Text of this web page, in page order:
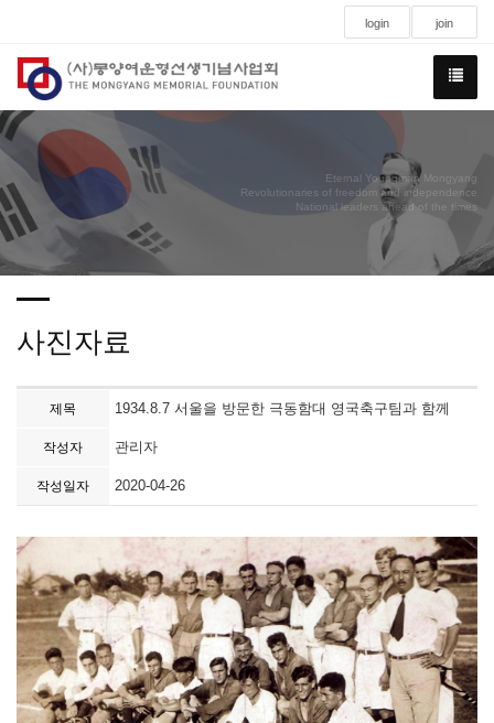
login join
Eternal Youngman Mongyang
Revolutionaries of freedom and independence
National leaders ahead of the times
사진자료
제목 1934.8.7 서울을 방문한 극동함대 영국축구팀과 함께
작성자 관리자
작성일자 2020-04-26